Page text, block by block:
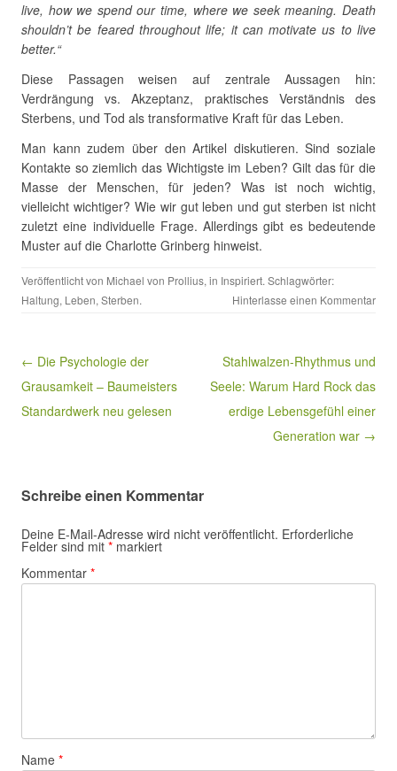
live, how we spend our time, where we seek meaning. Death
shouldn’t be feared throughout life; it can motivate us to live
better.“
Diese Passagen weisen auf zentrale Aussagen hin:
Verdrängung vs. Akzeptanz, praktisches Verständnis des
Sterbens, und Tod als transformative Kraft für das Leben.
Man kann zudem über den Artikel diskutieren. Sind soziale
Kontakte so ziemlich das Wichtigste im Leben? Gilt das für die
Masse der Menschen, für jeden? Was ist noch wichtig,
vielleicht wichtiger? Wie wir gut leben und gut sterben ist nicht
zuletzt eine individuelle Frage. Allerdings gibt es bedeutende
Muster auf die Charlotte Grinberg hinweist.
Veröffentlicht von Michael von Prollius, in Inspiriert. Schlagwörter:
Haltung, Leben, Sterben. Hinterlasse einen Kommentar
Beitragsnavigation
← Die Psychologie der
Grausamkeit – Baumeisters
Standardwerk neu gelesen
Stahlwalzen-Rhythmus und
Seele: Warum Hard Rock das
erdige Lebensgefühl einer
Generation war →
Schreibe einen Kommentar
Deine E-Mail-Adresse wird nicht veröffentlicht. Erforderliche
Felder sind mit * markiert
Kommentar *
Name *